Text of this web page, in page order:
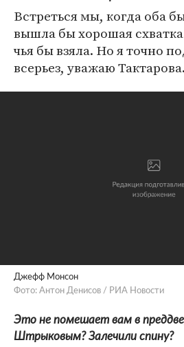
Встреться мы, когда оба
вышла бы хорошая
чья бы взяла. Но я точно
всерьез, уважаю Тактарова.
Джефф Монсон
Фото: Антон Денисов / РИА Новости
Это не помешает вам в
Штрыковым? Залечили спину?